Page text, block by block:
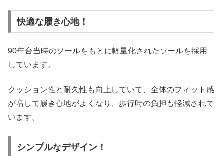
快適な履き心地！
90年台当時のソールをもとに軽量化されたソールを採用
しています。
クッション性と耐久性も向上していて、全体のフィット感
が増して履き心地がよくなり、歩行時の負担も軽減されて
います。
シンプルなデザイン！